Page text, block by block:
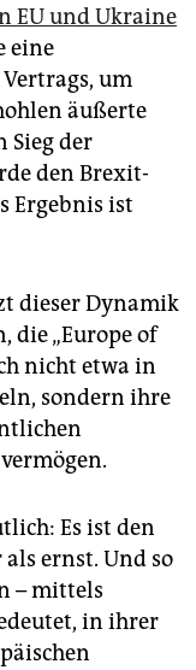
EU und Ukraine
eine
um
äußerte
Sieg der
den Brexit-
Ergebnis ist
dieser Dynamik
die „Europe of
nicht etwa in
sondern ihre
Es ist den
als ernst. Und so
– mittels
in ihrer